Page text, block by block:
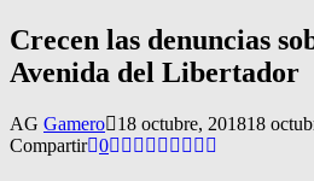
Crecen las denuncias
Avenida del Libertador
AG Gamero 18 octubre, 201818
Compartir 0